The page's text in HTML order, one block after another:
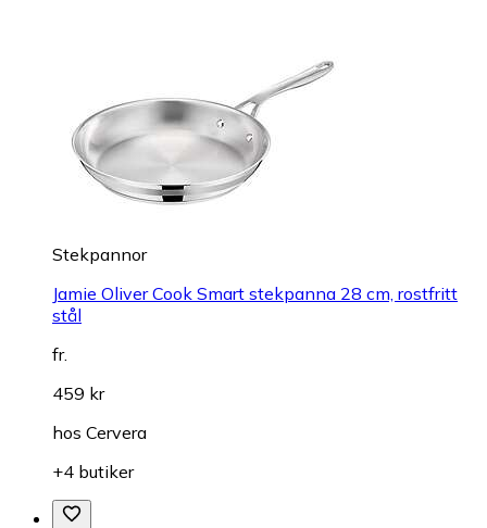
Stekpannor
Jamie Oliver Cook Smart stekpanna 28 cm, rostfritt
stål
fr.
459 kr
hos Cervera
+4 butiker